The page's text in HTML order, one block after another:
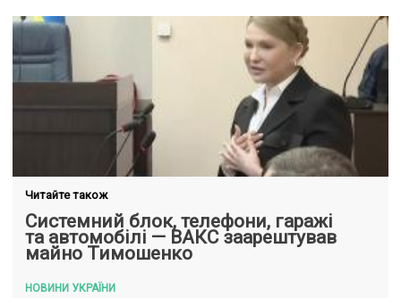
Читайте також
Системний блок, телефони, гаражі
та автомобілі — ВАКС заарештував
майно Тимошенко
НОВИНИ УКРАЇНИ